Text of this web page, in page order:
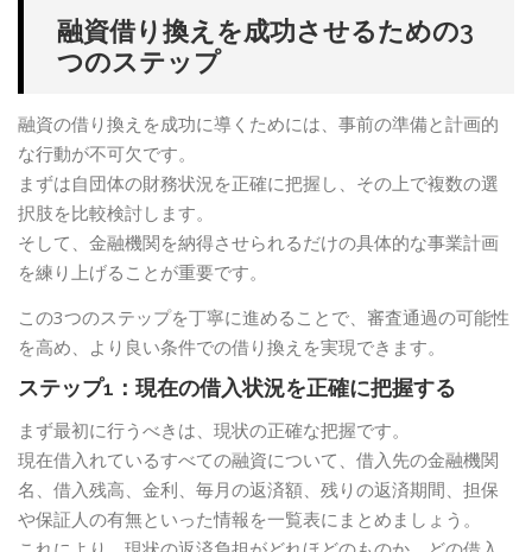
融資借り換えを成功させるための3
つのステップ
融資の借り換えを成功に導くためには、事前の準備と計画的
な行動が不可欠です。
まずは自団体の財務状況を正確に把握し、その上で複数の選
択肢を比較検討します。
そして、金融機関を納得させられるだけの具体的な事業計画
を練り上げることが重要です。
この3つのステップを丁寧に進めることで、審査通過の可能性
を高め、より良い条件での借り換えを実現できます。
ステップ1：現在の借入状況を正確に把握する
まず最初に行うべきは、現状の正確な把握です。
現在借入れているすべての融資について、借入先の金融機関
名、借入残高、金利、毎月の返済額、残りの返済期間、担保
や保証人の有無といった情報を一覧表にまとめましょう。